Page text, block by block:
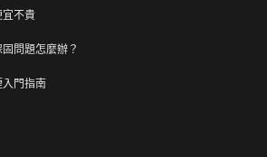
不貴
問題怎麼辦？
門指南